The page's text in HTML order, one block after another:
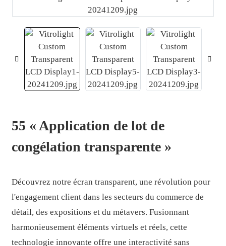
55 « Application de lot de
congélation transparente »
Découvrez notre écran transparent, une révolution pour
l'engagement client dans les secteurs du commerce de
détail, des expositions et du métavers. Fusionnant
harmonieusement éléments virtuels et réels, cette
technologie innovante offre une interactivité sans